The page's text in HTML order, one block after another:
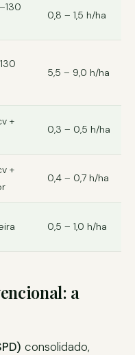
0,8 – 1,5 h/ha
5,5 – 9,0 h/ha
+
0,3 – 0,5 h/ha
+
0,4 – 0,7 h/ha
0,5 – 1,0 h/ha
a
consolidado,